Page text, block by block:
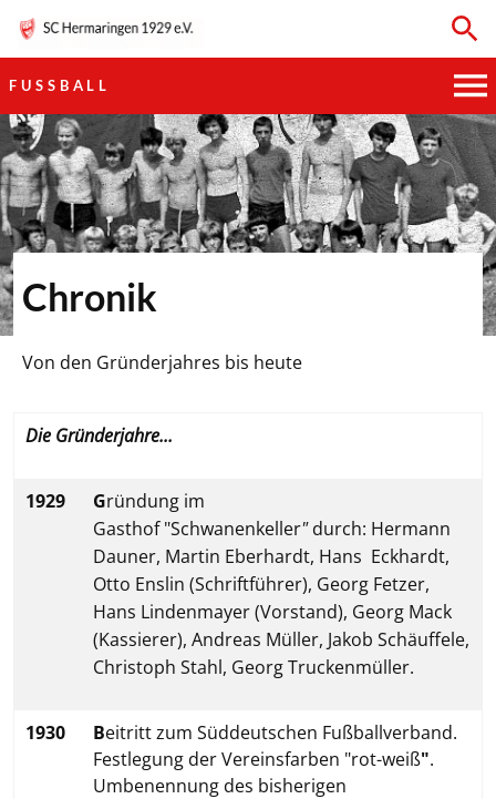
FUSSBALL
HAUPTVEREIN
SPORTKEGELN
FUSSBALL
GYMNASTIK
TISCHTENNIS
BOGENSCHIESSEN
Chronik
Von den Gründerjahres bis heute
Die Gründerjahre...
1929 Gründung im
Gasthof "Schwanenkeller"durch: Hermann
Dauner, Martin Eberhardt, Hans Eckhardt,
Otto Enslin (Schriftführer), Georg Fetzer,
Hans Lindenmayer (Vorstand), Georg Mack
(Kassierer), Andreas Müller, Jakob Schäuffele,
Christoph Stahl, Georg Truckenmüller.
1930 Beitritt zum Süddeutschen Fußballverband.
Festlegung der Vereinsfarben "rot-weiß".
Umbenennung des bisherigen